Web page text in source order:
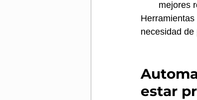
mejores
necesidad de
estar